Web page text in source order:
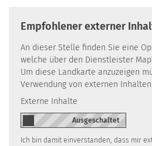
Empfohlener externer
An dieser Stelle finden Sie eine
welche über den Dienstleister
Um diese Landkarte anzuzeigen
Verwendung von externen
Externe Inhalte
Ich bin damit einverstanden, dass mir